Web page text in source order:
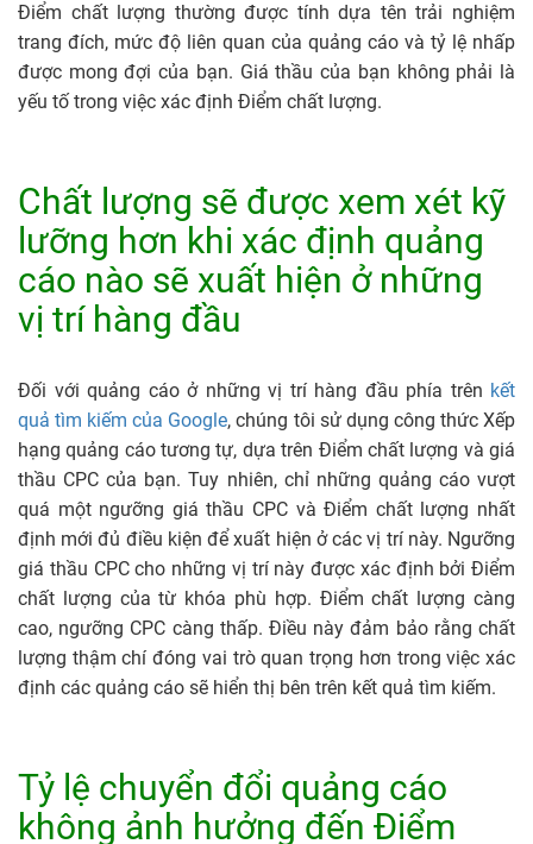
Điểm chất lượng thường được tính dựa tên trải nghiệm
trang đích, mức độ liên quan của quảng cáo và tỷ lệ nhấp
được mong đợi của bạn. Giá thầu của bạn không phải là
yếu tố trong việc xác định Điểm chất lượng.
Chất lượng sẽ được xem xét kỹ
lưỡng hơn khi xác định quảng
cáo nào sẽ xuất hiện ở những
vị trí hàng đầu
Đối với quảng cáo ở những vị trí hàng đầu phía trên kết
quả tìm kiếm của Google, chúng tôi sử dụng công thức Xếp
hạng quảng cáo tương tự, dựa trên Điểm chất lượng và giá
thầu CPC của bạn. Tuy nhiên, chỉ những quảng cáo vượt
quá một ngưỡng giá thầu CPC và Điểm chất lượng nhất
định mới đủ điều kiện để xuất hiện ở các vị trí này. Ngưỡng
giá thầu CPC cho những vị trí này được xác định bởi Điểm
chất lượng của từ khóa phù hợp. Điểm chất lượng càng
cao, ngưỡng CPC càng thấp. Điều này đảm bảo rằng chất
lượng thậm chí đóng vai trò quan trọng hơn trong việc xác
định các quảng cáo sẽ hiển thị bên trên kết quả tìm kiếm.
Tỷ lệ chuyển đổi quảng cáo
không ảnh hưởng đến Điểm